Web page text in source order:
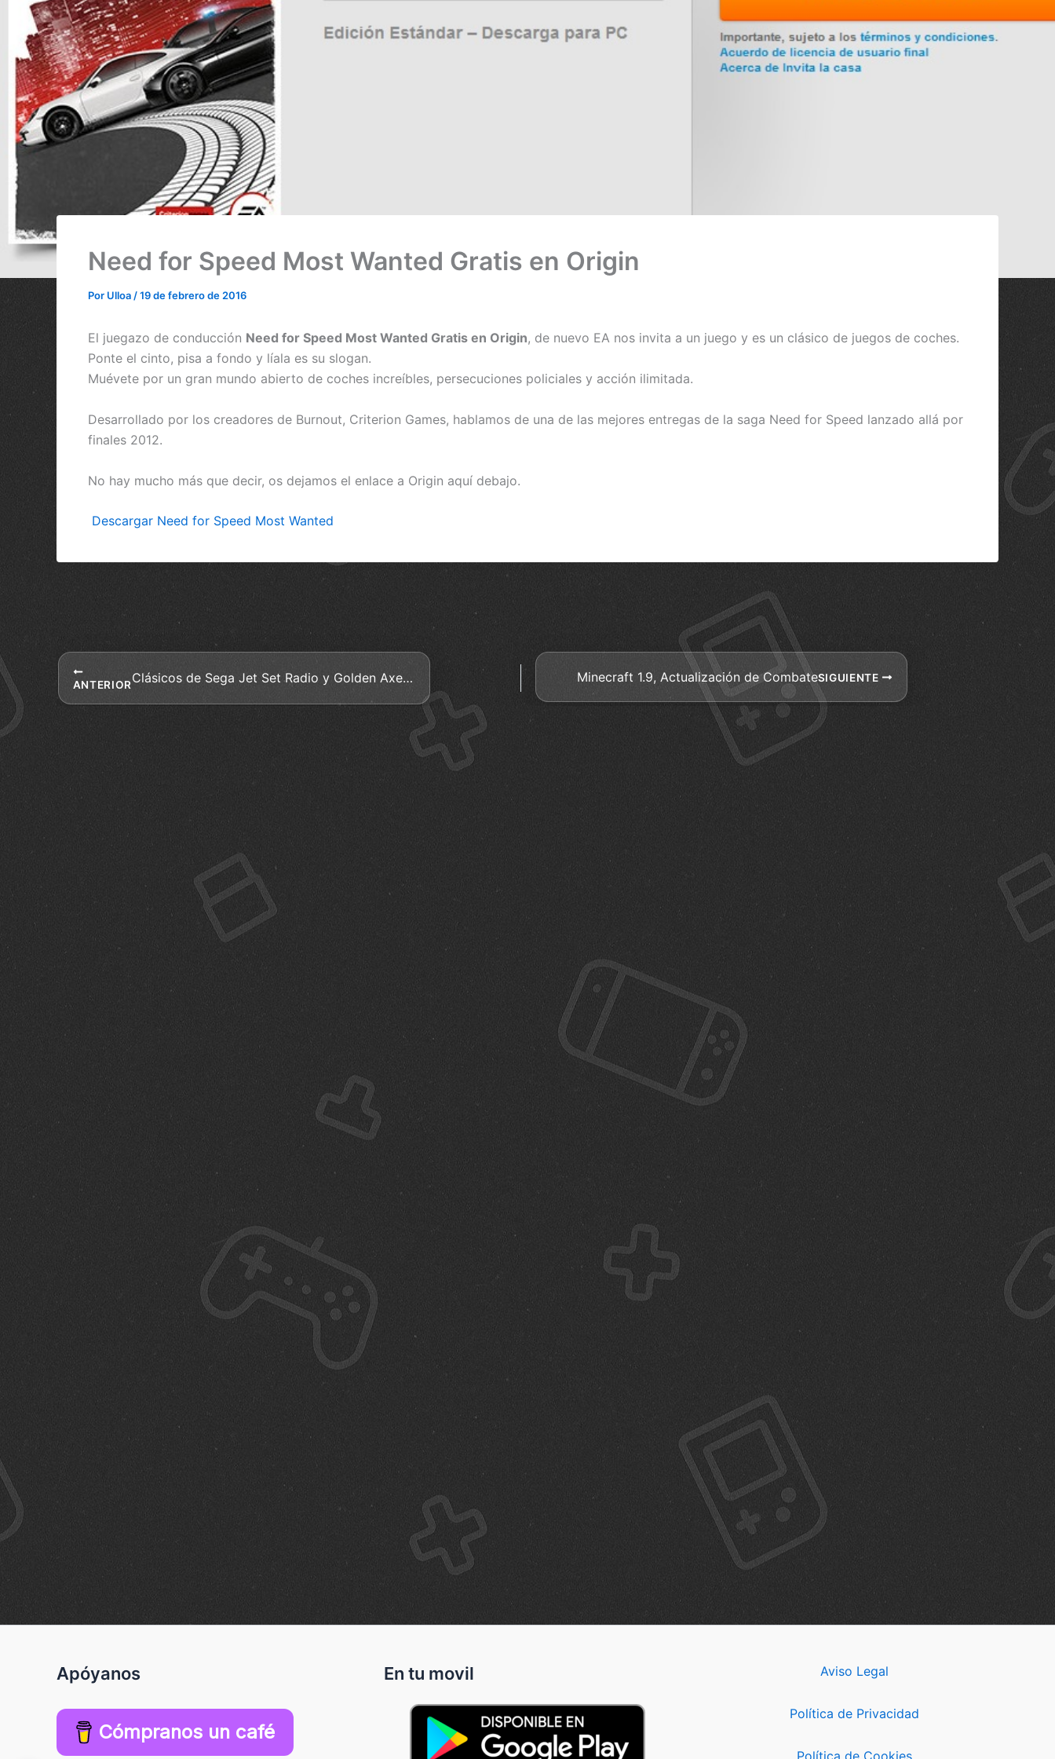
Need for Speed Most Wanted Gratis en Origin
Por Ulloa/19 de febrero de 2016
El juegazo de conducción Need for Speed Most Wanted Gratis en Origin, de nuevo EA nos invita a un juego y es un clásico de juegos de coches.
Ponte el cinto, pisa a fondo y líala es su slogan.
Muévete por un gran mundo abierto de coches increíbles, persecuciones policiales y acción ilimitada.
Desarrollado por los creadores de Burnout, Criterion Games, hablamos de una de las mejores entregas de la saga Need for Speed lanzado allá por
finales 2012.
No hay mucho más que decir, os dejamos el enlace a Origin aquí debajo.
Descargar Need for Speed Most Wanted
ANTERIOR Clásicos de Sega Jet Set Radio y Golden Axe Gratis en Steam SIGUIENTE
Minecraft 1.9, Actualización de Combate
Apóyanos
Cómpranos un café
En tu movil Aviso Legal
Política de Privacidad
Política de Cookies